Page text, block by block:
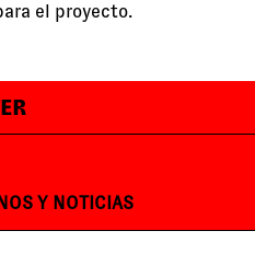
el proyecto.
Y NOTICIAS